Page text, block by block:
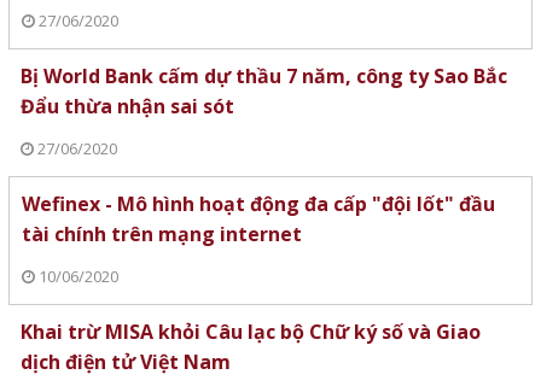
27/06/2020
Bị World Bank cấm dự thầu 7 năm, công ty Sao Bắc
Đẩu thừa nhận sai sót
27/06/2020
Wefinex - Mô hình hoạt động đa cấp "đội lốt" đầu
tài chính trên mạng internet
10/06/2020
Khai trừ MISA khỏi Câu lạc bộ Chữ ký số và Giao
dịch điện tử Việt Nam